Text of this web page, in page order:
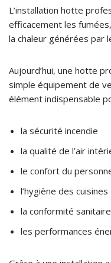
L’installation hotte
efficacement les
la chaleur générées par
Aujourd’hui, une hotte
simple équipement de
élément indispensable
la sécurité incendie
la qualité de l’air
le confort du
l’hygiène des cuisines
la conformité sanitaire
les performances